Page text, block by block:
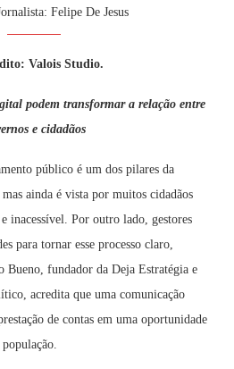
Felipe De Jesus
Valois Studio.
podem transformar a relação entre
e cidadãos
público é um dos pilares da
ainda é vista por muitos cidadãos
inacessível. Por outro lado, gestores
para tornar esse processo claro,
Bueno, fundador da Deja Estratégia e
acredita que uma comunicação
de contas em uma oportunidade